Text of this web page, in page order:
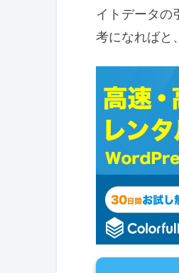
イトデータの
考になればと